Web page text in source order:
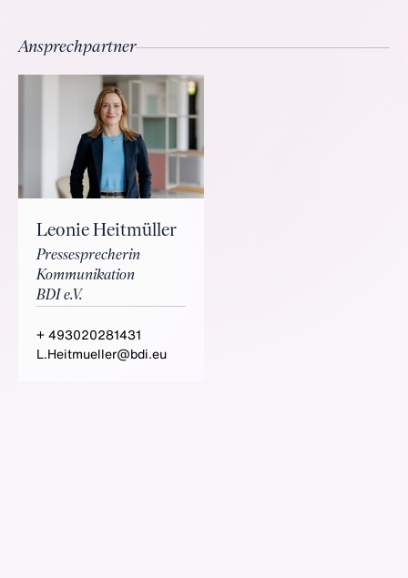
Ansprechpartner
Leonie Heitmüller
Pressesprecherin
Kommunikation
BDI e.V.
+ 493020281431
L.Heitmueller@bdi.eu